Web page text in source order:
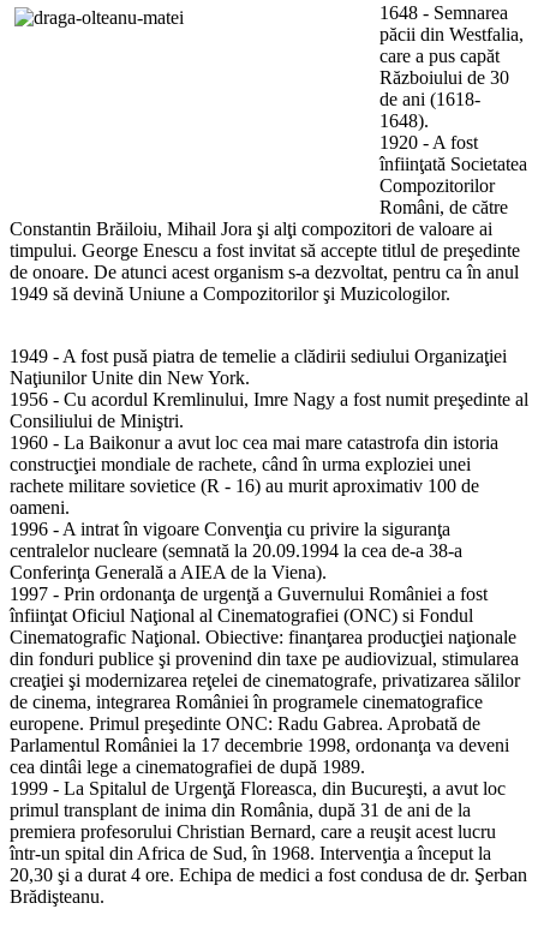
1648 - Semnarea
păcii din Westfalia,
care a pus capăt
Războiului de 30
de ani (1618-
1648).
1920 - A fost
înfiinţată Societatea
Compozitorilor
Români, de către
Constantin Brăiloiu, Mihail Jora şi alţi compozitori de valoare ai
timpului. George Enescu a fost invitat să accepte titlul de preşedinte
de onoare. De atunci acest organism s-a dezvoltat, pentru ca în anul
1949 să devină Uniune a Compozitorilor şi Muzicologilor.
1949 - A fost pusă piatra de temelie a clădirii sediului Organizaţiei
Naţiunilor Unite din New York.
1956 - Cu acordul Kremlinului, Imre Nagy a fost numit preşedinte al
Consiliului de Miniştri.
1960 - La Baikonur a avut loc cea mai mare catastrofa din istoria
construcţiei mondiale de rachete, când în urma exploziei unei
rachete militare sovietice (R - 16) au murit aproximativ 100 de
oameni.
1996 - A intrat în vigoare Convenţia cu privire la siguranţa
centralelor nucleare (semnată la 20.09.1994 la cea de-a 38-a
Conferinţa Generală a AIEA de la Viena).
1997 - Prin ordonanţa de urgenţă a Guvernului României a fost
înfiinţat Oficiul Naţional al Cinematografiei (ONC) si Fondul
Cinematografic Naţional. Obiective: finanţarea producţiei naţionale
din fonduri publice şi provenind din taxe pe audiovizual, stimularea
creaţiei şi modernizarea reţelei de cinematografe, privatizarea sălilor
de cinema, integrarea României în programele cinematografice
europene. Primul preşedinte ONC: Radu Gabrea. Aprobată de
Parlamentul României la 17 decembrie 1998, ordonanţa va deveni
cea dintâi lege a cinematografiei de după 1989.
1999 - La Spitalul de Urgenţă Floreasca, din Bucureşti, a avut loc
primul transplant de inima din România, după 31 de ani de la
premiera profesorului Christian Bernard, care a reuşit acest lucru
într-un spital din Africa de Sud, în 1968. Intervenţia a început la
20,30 şi a durat 4 ore. Echipa de medici a fost condusa de dr. Şerban
Brădişteanu.